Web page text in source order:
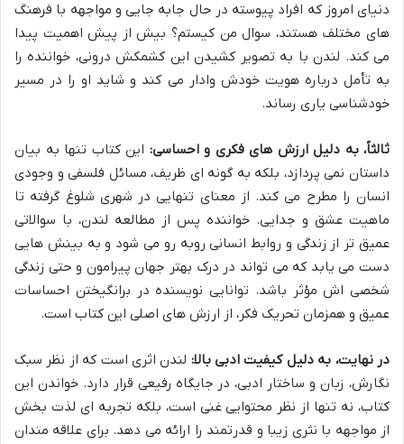
دنیای امروز که افراد پیوسته در حال جابه جایی و مواجهه با فرهنگ
های مختلف هستند، سوال من کیستم؟ بیش از پیش اهمیت پیدا
می کند. لندن با به تصویر کشیدن این کشمکش درونی، خواننده را
به تأمل درباره هویت خودش وادار می کند و شاید او را در مسیر
خودشناسی یاری رساند.
ثالثاً، به دلیل ارزش های فکری و احساسی: این کتاب تنها به بیان
داستان نمی پردازد، بلکه به گونه ای ظریف، مسائل فلسفی و وجودی
انسان را مطرح می کند. از معنای تنهایی در شهری شلوغ گرفته تا
ماهیت عشق و جدایی. خواننده پس از مطالعه لندن، با سوالاتی
عمیق تر از زندگی و روابط انسانی روبه رو می شود و به بینش هایی
دست می یابد که می تواند در درک بهتر جهان پیرامون و حتی زندگی
شخصی اش مؤثر باشد. توانایی نویسنده در برانگیختن احساسات
عمیق و همزمان تحریک فکر، از ارزش های اصلی این کتاب است.
در نهایت، به دلیل کیفیت ادبی بالا: لندن اثری است که از نظر سبک
نگارش، زبان و ساختار ادبی، در جایگاه رفیعی قرار دارد. خواندن این
کتاب، نه تنها از نظر محتوایی غنی است، بلکه تجربه ای لذت بخش
از مواجهه با نثری زیبا و قدرتمند را ارائه می دهد. برای علاقه مندان